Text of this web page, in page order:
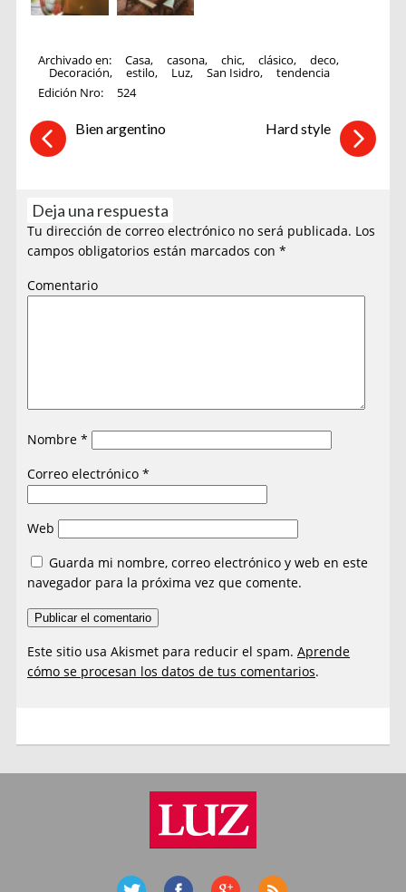
Archivado en: Casa, casona, chic, clásico, deco,
Decoración, estilo, Luz, San Isidro,
tendencia
Edición Nro:
524
Bien argentino Hard style
Deja una respuesta
Tu dirección de correo electrónico no será publicada. Los
campos obligatorios están marcados con*
Comentario
Nombre*
Correo electrónico*
Web
Guarda mi nombre, correo electrónico y web en este
navegador para la próxima vez que comente.
Este sitio usa Akismet para reducir el spam.Aprende
cómo se procesan los datos de tus comentarios.